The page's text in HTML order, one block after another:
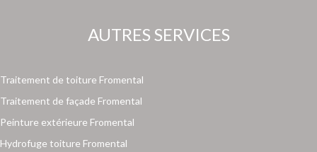
AUTRES SERVICES
Traitement de toiture Fromental
Traitement de façade Fromental
Peinture extérieure Fromental
Hydrofuge toiture Fromental